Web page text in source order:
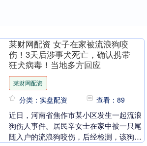
莱财网配资 女子在家被流浪狗咬
伤！3天后涉事犬死亡，确认携带
狂犬病毒！当地多方回应
莱财网配资
分类：实盘配资 查看：89
近日，河南省焦作市某小区发生一起流浪
狗伤人事件。居民辛女士在家中被一只尾
随入户的流浪狗咬伤，后经检测，该狗狂